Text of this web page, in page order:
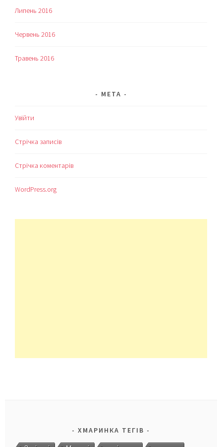
Липень 2016
Червень 2016
Травень 2016
МЕТА
Увійти
Стрічка записів
Стрічка коментарів
WordPress.org
ХМАРИНКА ТЕГІВ